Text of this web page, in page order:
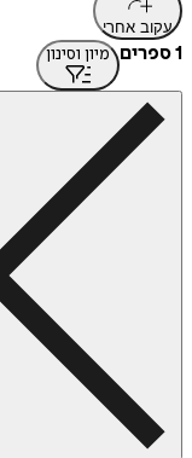
עקוב אחרי
1 ספרים מיון וסינון